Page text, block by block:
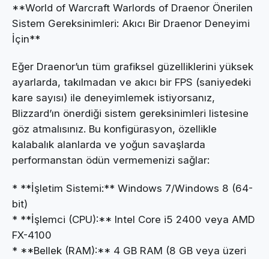
**World of Warcraft Warlords of Draenor Önerilen
Sistem Gereksinimleri: Akıcı Bir Draenor Deneyimi
İçin**
Eğer Draenor’un tüm grafiksel güzelliklerini yüksek
ayarlarda, takılmadan ve akıcı bir FPS (saniyedeki
kare sayısı) ile deneyimlemek istiyorsanız,
Blizzard’ın önerdiği sistem gereksinimleri listesine
göz atmalısınız. Bu konfigürasyon, özellikle
kalabalık alanlarda ve yoğun savaşlarda
performanstan ödün vermemenizi sağlar:
* **İşletim Sistemi:** Windows 7/Windows 8 (64-
bit)
* **İşlemci (CPU):** Intel Core i5 2400 veya AMD
FX-4100
* **Bellek (RAM):** 4 GB RAM (8 GB veya üzeri